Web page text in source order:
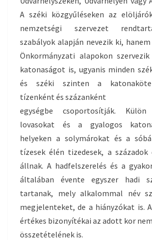
A széki közgyűléseken az
nemzetségi szervezet
szabályok alapján nevezik ki,
Önkormányzati alapokon
katonaságot is, ugyanis minden
és széki szinten a
tízenként és százanként
egységbe csoportosítják.
lovasokat és a gyalogos
helyeken a solymárokat és a
tízesek élén tizedesek, a századok
állnak. A hadfelszerelés és a
általában évente egyszer hadi
tartanak, mely alkalommal név
megjelenteket, de a hiányzókat is.
értékes bizonyítékai az adott kor
összetételének is.